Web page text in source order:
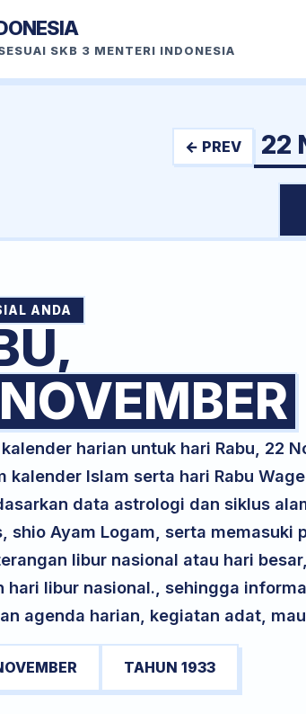
SKB 3 MENTERI INDONESIA
← PREV 22
ANDA
NOVEMBER
harian untuk hari Rabu, 22
kalender Islam serta hari Rabu
data astrologi dan siklus
shio Ayam Logam, serta memasuki
libur nasional atau hari
hari libur nasional., sehingga
agenda harian, kegiatan adat,
TAHUN 1933